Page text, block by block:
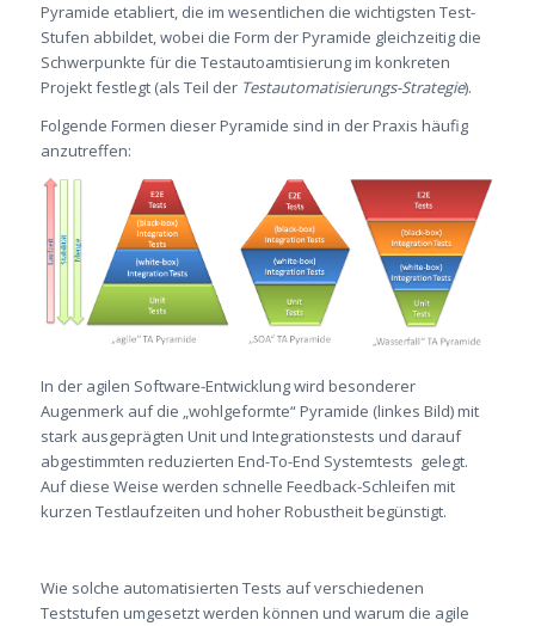
Pyramide etabliert, die im wesentlichen die wichtigsten Test-
Stufen abbildet, wobei die Form der Pyramide gleichzeitig die
Schwerpunkte für die Testautoamtisierung im konkreten
Projekt festlegt (als Teil der Testautomatisierungs-Strategie).
Folgende Formen dieser Pyramide sind in der Praxis häufig
anzutreffen:
In der agilen Software-Entwicklung wird besonderer
Augenmerk auf die „wohlgeformte“ Pyramide (linkes Bild) mit
stark ausgeprägten Unit und Integrationstests und darauf
abgestimmten reduzierten End-To-End Systemtests gelegt.
Auf diese Weise werden schnelle Feedback-Schleifen mit
kurzen Testlaufzeiten und hoher Robustheit begünstigt.
Wie solche automatisierten Tests auf verschiedenen
Teststufen umgesetzt werden können und warum die agile